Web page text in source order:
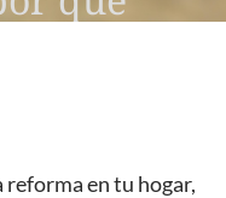
en tu hogar,